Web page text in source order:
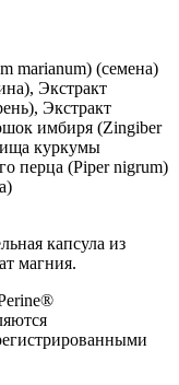
marianum) (семена)
Экстракт
Экстракт
имбиря (Zingiber
куркумы
перца (Piper nigrum)
капсула из
магния.